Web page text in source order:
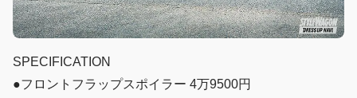
SPECIFICATION
●フロントフラップスポイラー 4万9500円